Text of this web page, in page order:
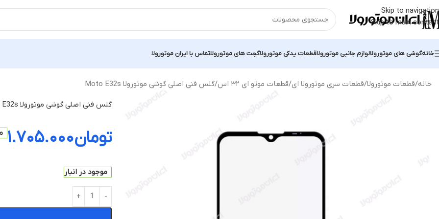
Skip to navigation
Skip to main content
خانهگوشی های موتورولالوازم جانبی موتورولاقطعات یدکی موتورولاگجت های موتورولاتماس با ایران موتورولا
خانه قطعات موتورولا قطعات سری موتورولا ای قطعات موتو ای ۳۲ اس گلس فنی اصلی گوشی موتورولا Moto E32s
گلس فنی اصلی گوشی موتورولا Moto E32s
تومان۱.۷۰۵.۰۰۰
موجود در انبار